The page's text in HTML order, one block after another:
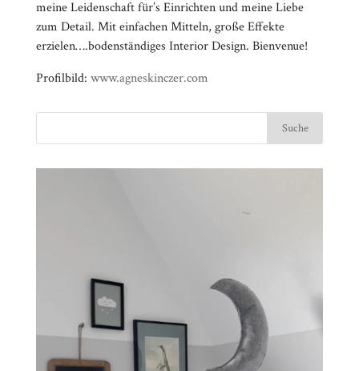
meine Leidenschaft für’s Einrichten und meine Liebe
zum Detail. Mit einfachen Mitteln, große Effekte
erzielen….bodenständiges Interior Design. Bienvenue!
Profilbild: www.agneskinczer.com
⠀⠀⠀⠀⠀⠀⠀⠀⠀⠀⠀⠀⠀⠀⠀⠀⠀⠀⠀⠀⠀⠀⠀⠀⠀⠀⠀⠀⠀
⠀⠀⠀⠀⠀⠀⠀⠀⠀⠀⠀⠀⠀⠀⠀⠀⠀⠀⠀⠀⠀⠀
⠀⠀⠀⠀⠀⠀⠀⠀⠀⠀⠀⠀⠀⠀⠀⠀⠀⠀⠀⠀⠀⠀⠀⠀⠀⠀⠀⠀⠀
⠀⠀⠀⠀⠀⠀⠀⠀⠀⠀⠀⠀⠀⠀⠀⠀⠀⠀⠀⠀⠀⠀